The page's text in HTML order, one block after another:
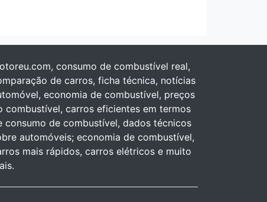
consumo de combustível real,
de carros, ficha técnica, notícias
economia de combustível, preços
combustível, carros eficientes em termos
consumo de combustível, dados técnicos
automóveis; economia de combustível,
mais rápidos, carros elétricos e muito